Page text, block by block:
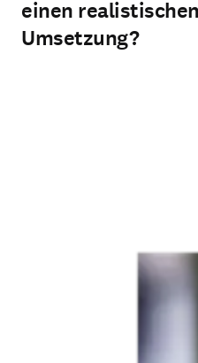
einen
Umsetzung?